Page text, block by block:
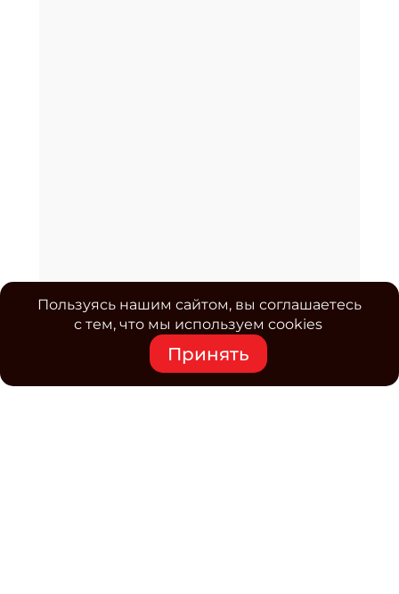
Пользуясь нашим сайтом, вы соглашаетесь
с тем, что мы используем cookies
Принять